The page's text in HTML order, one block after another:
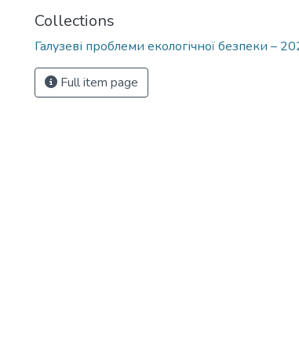
Collections
Галузеві проблеми екологічної безпеки –
Full item page